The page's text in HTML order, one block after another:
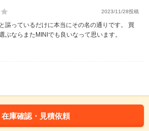
2023/11/28投稿
謳っているだけに本当にその名の通りです。 買
ぶならまたMINIでも良いなって思います。
在庫確認・見積依頼